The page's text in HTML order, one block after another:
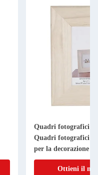
Quadri fotografici
Quadri fotografici
per la decorazione
Ottieni il